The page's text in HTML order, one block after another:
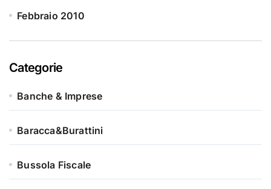
Febbraio 2010
Categorie
Banche & Imprese
Baracca&Burattini
Bussola Fiscale